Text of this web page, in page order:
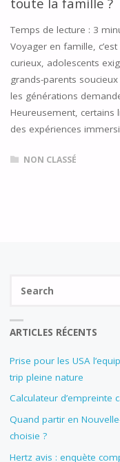
Temps de lecture : 3
Voyager en famille,
curieux, adolescents
grands-parents
les générations
Heureusement,
des expériences
NON CLASSÉ
ARTICLES RÉCENTS
Prise pour les USA
trip pleine nature
Calculateur d’empreinte
Quand partir en
choisie ?
Hertz avis : enquète